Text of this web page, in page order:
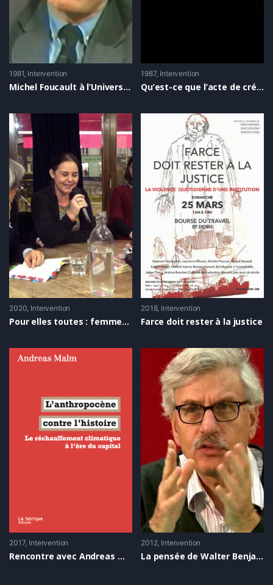
1981 Intervention
Michel Foucault à l’Université Catholique de Louvain en 1981
1987 Intervention
Qu’est-ce que l’acte de création? par Gilles Deleuze
2020 Intervention
Pour elles toutes : femmes contre la prison, entretien avec Gwenola Ricordeau
2018 Intervention
Farce doit rester à la justice
2017 Intervention
Rencontre avec Andreas Malm pour L’Anthropocène contre l’histoire
2012 Intervention
La pensée de Walter Benjamin, Michael Löwy